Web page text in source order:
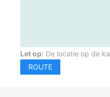
Let op: De locatie op de